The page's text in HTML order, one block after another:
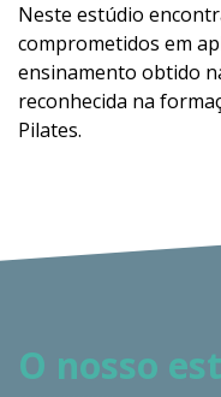
Neste estúdio
comprometidos em
ensinamento obtido
reconhecida na
Pilates.
O nosso